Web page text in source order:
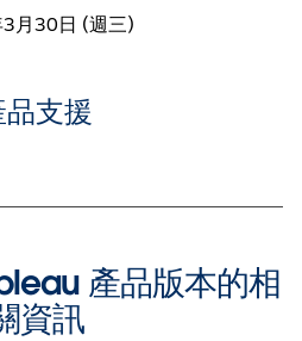
月30日 (週三)
品支援
產品版本的相
資訊